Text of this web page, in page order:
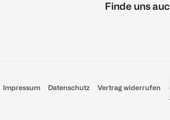
Finde uns
Impressum Datenschutz Vertrag widerrufen